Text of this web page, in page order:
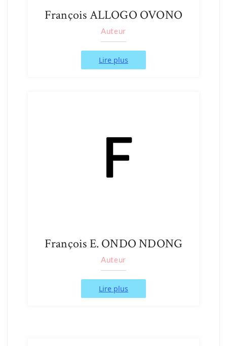
François ALLOGO OVONO
Auteur
Lire plus
François E. ONDO NDONG
Auteur
Lire plus